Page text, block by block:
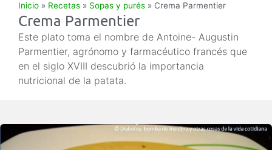
Inicio » Recetas » Sopas y purés » Crema Parmentier
Crema Parmentier
Este plato toma el nombre de Antoine- Augustin
Parmentier, agrónomo y farmacéutico francés que
en el siglo XVIII descubrió la importancia
nutricional de la patata.